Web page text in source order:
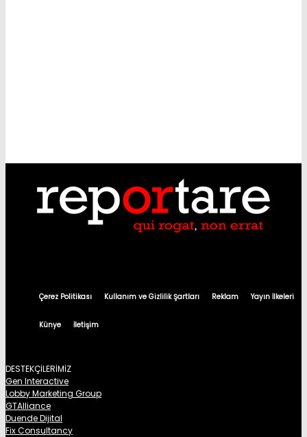
Çerez Politikası Kullanım ve Gizlilik Şartları Reklam Yayın İlkeleri
Künye İletişim
DESTEKÇİLERİMİZ
Gen Interactive
Lobby Marketing Group
GTAlliance
Duende Dijital
Fix Consultancy